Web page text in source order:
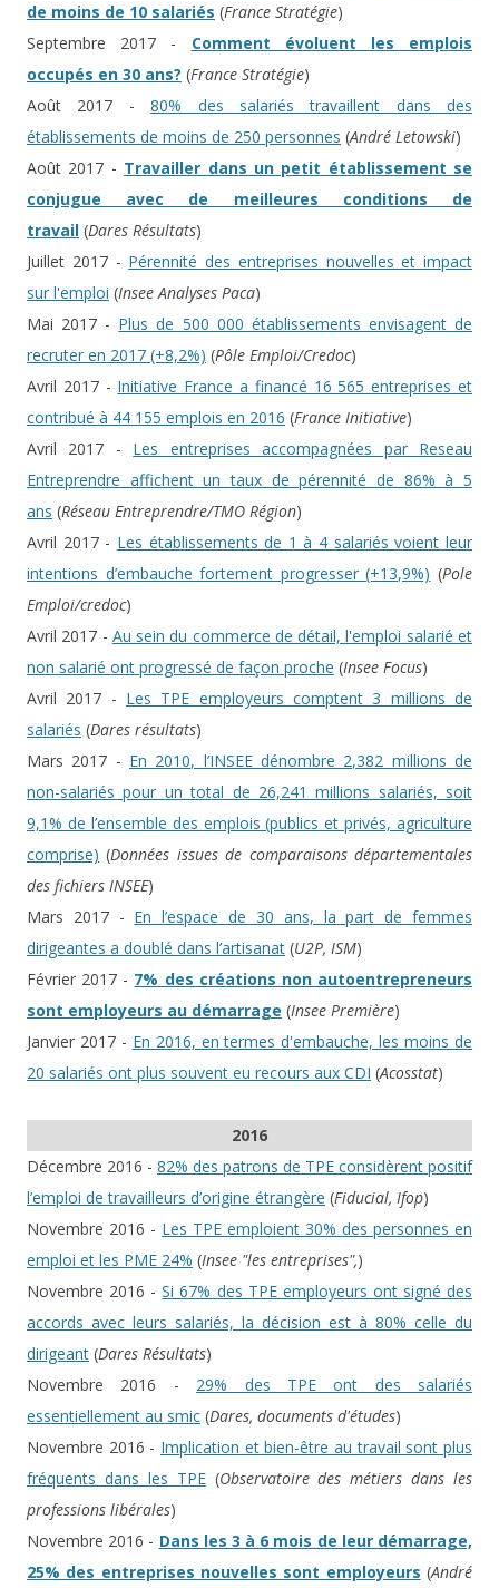
de moins de 10 salariés (France Stratégie)
Septembre 2017 - Comment évoluent les emplois
occupés en 30 ans? (France Stratégie)
Août 2017 -80% des salariés travaillent dans des
établissements de moins de 250 personnes (André Letowski)
Août 2017 - Travailler dans un petit établissement se
conjugue avec de meilleures conditions de
travail (Dares Résultats)
Juillet 2017 - Pérennité des entreprises nouvelles et impact
sur l'emploi (Insee Analyses Paca)
Mai 2017 - Plus de 500 000 établissements envisagent de
recruter en 2017 (+8,2%) (Pôle Emploi/Credoc)
Avril 2017 - Initiative France a financé 16 565 entreprises et
contribué à 44 155 emplois en 2016 (France Initiative)
Avril 2017 - Les entreprises accompagnées par Reseau
Entreprendre affichent un taux de pérennité de 86% à 5
ans (Réseau Entreprendre/TMO Région)
Avril 2017 - Les établissements de 1 à 4 salariés voient leur
intentions d’embauche fortement progresser (+13,9%) (Pole
Emploi/credoc)
Avril 2017 - Au sein du commerce de détail, l'emploi salarié et
non salarié ont progressé de façon proche (Insee Focus)
Avril 2017 - Les TPE employeurs comptent 3 millions de
salariés (Dares résultats)
Mars 2017 - En 2010, l’INSEE dénombre 2,382 millions de
non-salariés pour un total de 26,241 millions salariés, soit
9,1% de l’ensemble des emplois (publics et privés, agriculture
comprise) (Données issues de comparaisons départementales
des fichiers INSEE)
Mars 2017 - En l’espace de 30 ans, la part de femmes
dirigeantes a doublé dans l’artisanat (U2P, ISM)
Février 2017 - 7% des créations non autoentrepreneurs
sont employeurs au démarrage (Insee Première)
Janvier 2017 - En 2016, en termes d'embauche, les moins de
20 salariés ont plus souvent eu recours aux CDI (Acosstat)
2016
Décembre 2016 - 82% des patrons de TPE considèrent positif
l’emploi de travailleurs d’origine étrangère (Fiducial, Ifop)
Novembre 2016 - Les TPE emploient 30% des personnes en
emploi et les PME 24% (Insee "les entreprises",)
Novembre 2016 -Si 67% des TPE employeurs ont signé des
accords avec leurs salariés, la décision est à 80% celle du
dirigeant (Dares Résultats)
Novembre 2016 - 29% des TPE ont des salariés
essentiellement au smic (Dares, documents d'études)
Novembre 2016 - Implication et bien-être au travail sont plus
fréquents dans les TPE(Observatoire des métiers dans les
professions libérales)
Novembre 2016 - Dans les 3 à 6 mois de leur démarrage,
25% des entreprises nouvelles sont employeurs (André